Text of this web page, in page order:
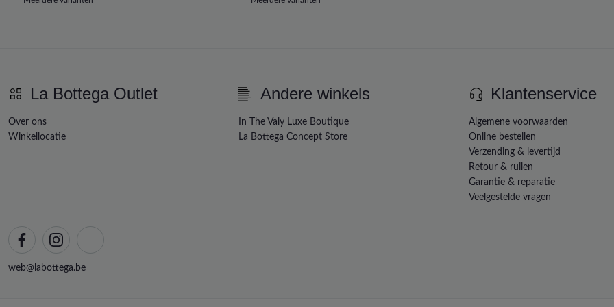
La Bottega Outlet
Over ons
Winkellocatie
Andere winkels
In The Valy Luxe Boutique
La Bottega Concept Store
Klantenservice
Algemene voorwaarden
Online bestellen
Verzending & levertijd
Retour & ruilen
Garantie & reparatie
Veelgestelde vragen
web@labottega.be